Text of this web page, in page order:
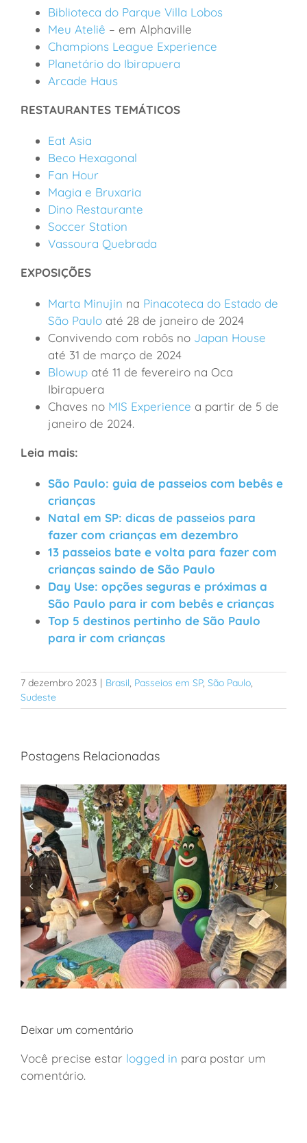
Biblioteca do Parque Villa Lobos
Meu Ateliê – em Alphaville
Champions League Experience
Planetário do Ibirapuera
Arcade Haus
RESTAURANTES TEMÁTICOS
Eat Asia
Beco Hexagonal
Fan Hour
Magia e Bruxaria
Dino Restaurante
Soccer Station
Vassoura Quebrada
EXPOSIÇÕES
Marta Minujin na Pinacoteca do Estado de
São Pauloaté 28 de janeiro de 2024
Convivendo com robôs no Japan House
até 31 de março de 2024
Blowupaté 11 de fevereiro na Oca
Ibirapuera
Chaves no MIS Experience a partir de 5 de
janeiro de 2024.
Leia mais:
São Paulo: guia de passeios com bebês e
crianças
Natal em SP: dicas de passeios para
fazer com crianças em dezembro
13 passeios bate e volta para fazer com
crianças saindo de São Paulo
Day Use: opções seguras e próximas a
São Paulo para ir com bebês e crianças
Top 5 destinos pertinho de São Paulo
para ir com crianças
7 dezembro 2023 | Brasil Passeios em SP, São Paulo
Sudeste
Postagens Relacionadas
Deixar um comentário
Você precise estar logged in para postar um
comentário.